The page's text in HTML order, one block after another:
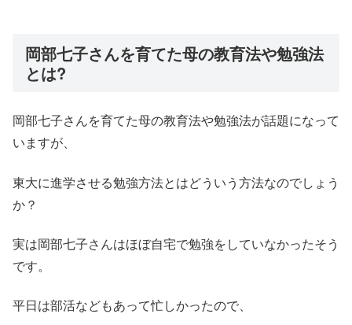
岡部七子さんを育てた母の教育法や勉強法
とは?
岡部七子さんを育てた母の教育法や勉強法が話題になって
いますが、
東大に進学させる勉強方法とはどういう方法なのでしょう
か？
実は岡部七子さんはほぼ自宅で勉強をしていなかったそう
です。
平日は部活などもあって忙しかったので、